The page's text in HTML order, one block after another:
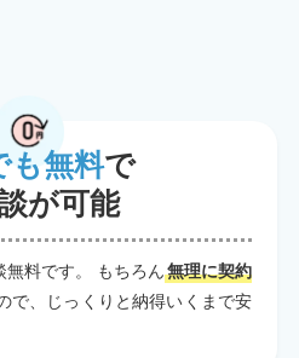
も無料で
が可能
無料です。 もちろん無理に契約
で、じっくりと納得いくまで安